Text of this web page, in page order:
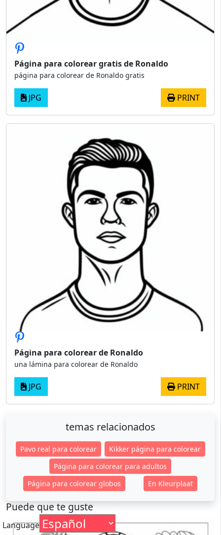
Página para colorear gratis de Ronaldo
página para colorear de Ronaldo gratis
JPG PRINT
Página para colorear de Ronaldo
una lámina para colorear de Ronaldo
JPG PRINT
temas relacionados
Pavo real para colorear
Kikker página para colorear
Página para colorear para adultos
Página para colorear globos
En Kleurplaat
Puede que te guste
Language